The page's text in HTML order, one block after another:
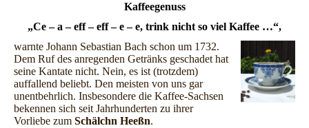
Kaffeegenuss
„Ce – a – eff – eff – e – e, trink nicht so viel Kaffee …“,
warnte Johann Sebastian Bach schon um 1732.
Dem Ruf des anregenden Getränks geschadet hat
seine Kantate nicht. Nein, es ist (trotzdem)
auffallend beliebt. Den meisten von uns gar
unentbehrlich. Insbesondere die Kaffee-Sachsen
bekennen sich seit Jahrhunderten zu ihrer
Vorliebe zum Schälchn Heeßn.